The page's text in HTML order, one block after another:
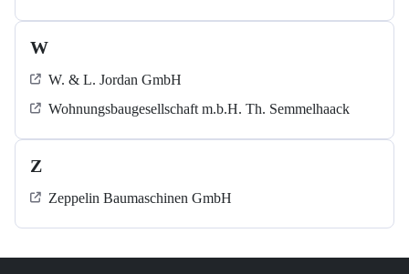
W
W. & L. Jordan GmbH
Wohnungsbaugesellschaft m.b.H. Th. Semmelhaack
Z
Zeppelin Baumaschinen GmbH